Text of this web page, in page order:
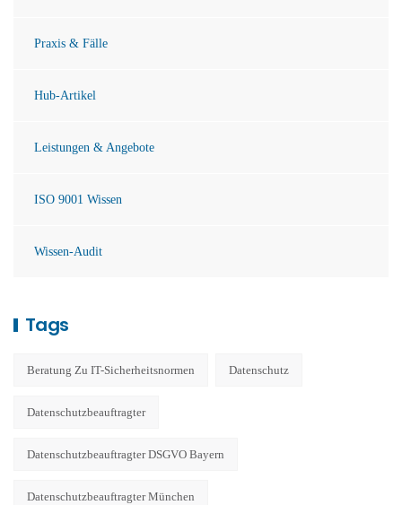
Praxis & Fälle
Hub-Artikel
Leistungen & Angebote
ISO 9001 Wissen
Wissen-Audit
Tags
Beratung Zu IT-Sicherheitsnormen Datenschutz
Datenschutzbeauftragter
Datenschutzbeauftragter DSGVO Bayern
Datenschutzbeauftragter München